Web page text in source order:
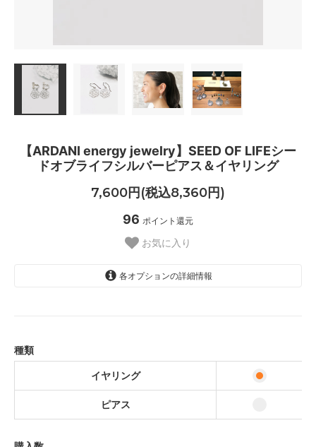
【ARDANI energy jewelry】SEED OF LIFEシー
ドオブライフシルバーピアス＆イヤリング
7,600円(税込8,360円)
96 ポイント還元
お気に入り
各オプションの詳細情報
種類
イヤリング
ピアス